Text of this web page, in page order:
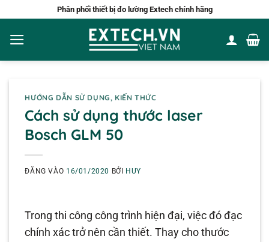
nội
dung
Phân phối thiết bị đo lường Extech chính hãng
HƯỚNG DẪN SỬ DỤNG, KIẾN THỨC
Cách sử dụng thước laser
Bosch GLM 50
ĐĂNG VÀO 16/01/2020 BỞI HUY
Trong thi công công trình hiện đại, việc đó đạc
chính xác trở nên cần thiết. Thay cho thước